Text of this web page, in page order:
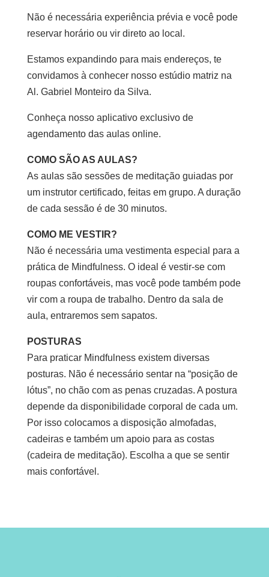
Não é necessária experiência prévia e você pode
reservar horário ou vir direto ao local.
Estamos expandindo para mais endereços, te
convidamos à conhecer nosso estúdio matriz na
Al. Gabriel Monteiro da Silva.
Conheça nosso aplicativo exclusivo de
agendamento das aulas online.
COMO SÃO AS AULAS?
As aulas são sessões de meditação guiadas por
um instrutor certificado, feitas em grupo. A duração
de cada sessão é de 30 minutos.
COMO ME VESTIR?
Não é necessária uma vestimenta especial para a
prática de Mindfulness. O ideal é vestir-se com
roupas confortáveis, mas você pode também pode
vir com a roupa de trabalho. Dentro da sala de
aula, entraremos sem sapatos.
POSTURAS
Para praticar Mindfulness existem diversas
posturas. Não é necessário sentar na “posição de
lótus”, no chão com as penas cruzadas. A postura
depende da disponibilidade corporal de cada um.
Por isso colocamos a disposição almofadas,
cadeiras e também um apoio para as costas
(cadeira de meditação). Escolha a que se sentir
mais confortável.